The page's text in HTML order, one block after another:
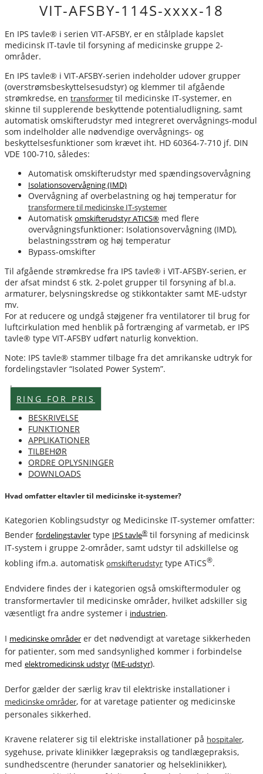
VIT-AFSBY-114S-xxxx-18
En IPS tavle® i serien VIT-AFSBY, er en stålplade kapslet
medicinsk IT-tavle til forsyning af medicinske gruppe 2-
områder.
En IPS tavle® i VIT-AFSBY-serien indeholder udover grupper
(overstrømsbeskyttelsesudstyr) og klemmer til afgående
strømkredse, en transformer til medicinske IT-systemer, en
skinne til supplerende beskyttende potentialudligning, samt
automatisk omskifterudstyr med integreret overvågnings-modul
som indelholder alle nødvendige overvågnings- og
beskyttelsesfunktioner som krævet iht. HD 60364-7-710 jf. DIN
VDE 100-710, således:
Automatisk omskifterudstyr med spændingsovervågning
Isolationsovervågning (IMD)
Overvågning af overbelastning og høj temperatur for
transformere til medicinske IT-systemer
Automatisk omskifterudstyr ATICS® med flere
overvågningsfunktioner: Isolationsovervågning (IMD),
belastningsstrøm og høj temperatur
Bypass-omskifter
Til afgående strømkredse fra IPS tavle® i VIT-AFSBY-serien, er
der afsat mindst 6 stk. 2-polet grupper til forsyning af bl.a.
armaturer, belysningskredse og stikkontakter samt ME-udstyr
mv.
For at reducere og undgå støjgener fra ventilatorer til brug for
luftcirkulation med henblik på fortrænging af varmetab, er IPS
tavle® type VIT-AFSBY udført naturlig konvektion.
Note: IPS tavle® stammer tilbage fra det amrikanske udtryk for
fordelingstavler “Isolated Power System”.
Lagervare
RING FOR PRIS
BESKRIVELSE
FUNKTIONER
APPLIKATIONER
TILBEHØR
ORDRE OPLYSNINGER
DOWNLOADS
Hvad omfatter eltavler til medicinske it-systemer?
Kategorien Koblingsudstyr og Medicinske IT-systemer omfatter:
Bender fordelingstavler type IPS tavle® til forsyning af medicinsk
IT-system i gruppe 2-områder, samt udstyr til adskillelse og
kobling ifm.a. automatisk omskifterudstyr type ATiCS®.
Endvidere findes der i kategorien også omskiftermoduler og
transformertavler til medicinske områder, hvilket adskiller sig
væsentligt fra andre systemer i industrien.
I medicinske områder er det nødvendigt at varetage sikkerheden
for patienter, som med sandsynlighed kommer i forbindelse
med elektromedicinsk udstyr (ME-udstyr).
Derfor gælder der særlig krav til elektriske installationer i
medicinske områder, for at varetage patienter og medicinske
personales sikkerhed.
Kravene relaterer sig til elektriske installationer på hospitaler,
sygehuse, private klinikker lægepraksis og tandlægepraksis,
sundhedscentre (herunder sanatorier og helseklinikker),